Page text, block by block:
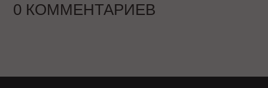
0 КОММЕНТАРИЕВ